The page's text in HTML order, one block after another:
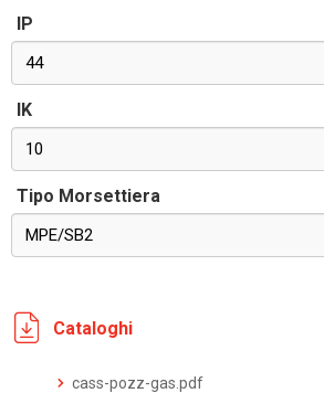
IP
44
IK
10
Tipo Morsettiera
MPE/SB2
Cataloghi
cass-pozz-gas.pdf